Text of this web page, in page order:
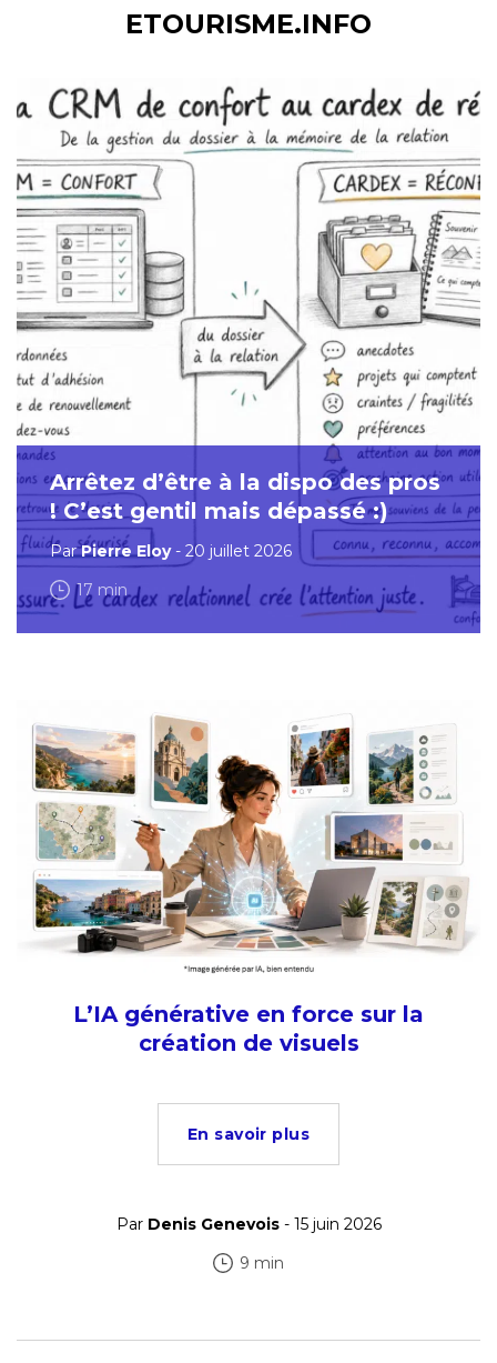
ETOURISME.INFO
Arrêtez d’être à la dispo des pros
! C’est gentil mais dépassé :)
ParPierre Eloy- 20 juillet 2026
17 min
L’IA générative en force sur la
création de visuels
En savoir plus
Par Denis Genevois- 15 juin 2026
9 min